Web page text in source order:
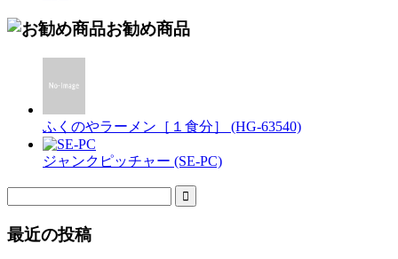
お勧め商品
ふくのやラーメン［１食分］ (HG-63540)
ジャンクピッチャー (SE-PC)
最近の投稿